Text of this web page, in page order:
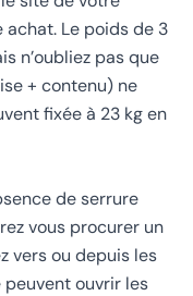
Le poids de 3
n’oubliez pas que
+ contenu) ne
fixée à 23 kg en
de serrure
vous procurer un
vers ou depuis les
ouvrir les